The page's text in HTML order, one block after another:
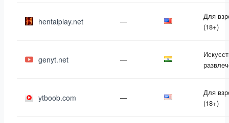
hentaiplay.net —
Для
(18+)
genyt.net —
ytboob.com —
Для
(18+)